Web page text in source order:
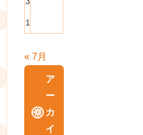
1
« 7月
ア
ー
カ
イ